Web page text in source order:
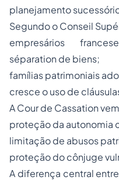
planejamento
Segundo o Conseil
empresários
séparation de biens;
famílias patrimoniais
cresce o uso de
A Cour de Cassation
proteção da autonomia
limitação de abusos
proteção do cônjuge
A diferença central